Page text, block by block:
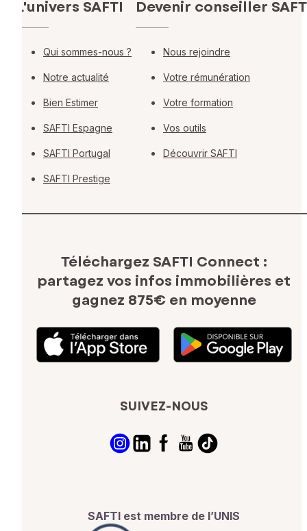
L'univers SAFTI
Qui sommes-nous ?
Notre actualité
Bien Estimer
SAFTI Espagne
SAFTI Portugal
SAFTI Prestige
Devenir conseiller
Nous rejoindre
Votre rémunération
Votre formation
Vos outils
Découvrir SAFTI
Téléchargez SAFTI Connect :
partagez vos infos immobilières et
gagnez 875€ en moyenne
SUIVEZ-NOUS
SAFTI est membre de l’UNIS